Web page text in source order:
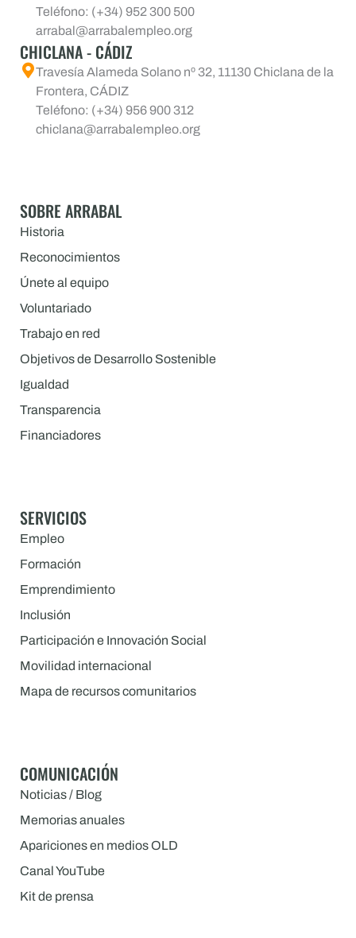
Teléfono: (+34) 952 300 500
arrabal@arrabalempleo.org
CHICLANA - CÁDIZ
Travesía Alameda Solano nº 32, 11130 Chiclana de la
Frontera, CÁDIZ
Teléfono: (+34) 956 900 312
chiclana@arrabalempleo.org
SOBRE ARRABAL
Historia
Reconocimientos
Únete al equipo
Voluntariado
Trabajo en red
Objetivos de Desarrollo Sostenible
Igualdad
Transparencia
Financiadores
SERVICIOS
Empleo
Formación
Emprendimiento
Inclusión
Participación e Innovación Social
Movilidad internacional
Mapa de recursos comunitarios
COMUNICACIÓN
Noticias / Blog
Memorias anuales
Apariciones en medios OLD
Canal YouTube
Kit de prensa